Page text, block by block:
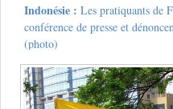
Indonésie : Les pratiquants de
conférence de presse et
(photo)